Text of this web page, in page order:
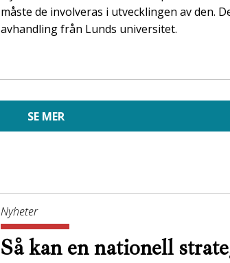
måste de involveras i utvecklingen av den.
avhandling från Lunds universitet.
SE MER
Nyheter
Så kan en nationell